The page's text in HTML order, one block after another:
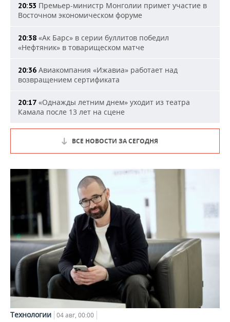
20:53 Премьер-министр Монголии примет участие в
Восточном экономическом форуме
20:38 «Ак Барс» в серии буллитов победил
«Нефтяник» в товарищеском матче
20:36 Авиакомпания «Ижавиа» работает над
возвращением сертификата
20:17 «Однажды летним днем» уходит из театра
Камала после 13 лет на сцене
ВСЕ НОВОСТИ ЗА СЕГОДНЯ
Технологии 04 авг, 00:00